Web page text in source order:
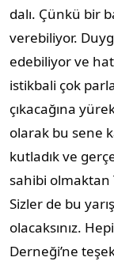
dalı. Çünkü bir
verebiliyor.
edebiliyor ve
istikbali çok
çıkacağına
olarak bu sene
kutladık ve
sahibi olmaktan
Sizler de bu
olacaksınız.
Derneği’ne